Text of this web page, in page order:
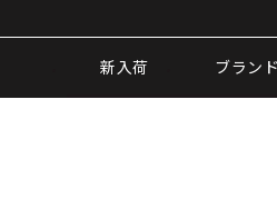
新入荷 ブラン